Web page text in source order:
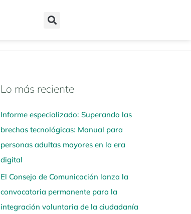
Lo más reciente
Informe especializado: Superando las
brechas tecnológicas: Manual para
personas adultas mayores en la era
digital
El Consejo de Comunicación lanza la
convocatoria permanente para la
integración voluntaria de la ciudadanía
N
v
e
g
a
a
q
u